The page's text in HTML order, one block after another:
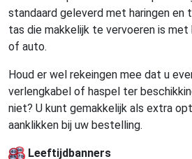
standaard geleverd met haringen en
tas die makkelijk te vervoeren is
of auto.
Houd er wel rekeingen mee dat u
verlengkabel of haspel ter
niet? U kunt gemakkelijk als extra
aanklikken bij uw bestelling.
Leeftijdbanners